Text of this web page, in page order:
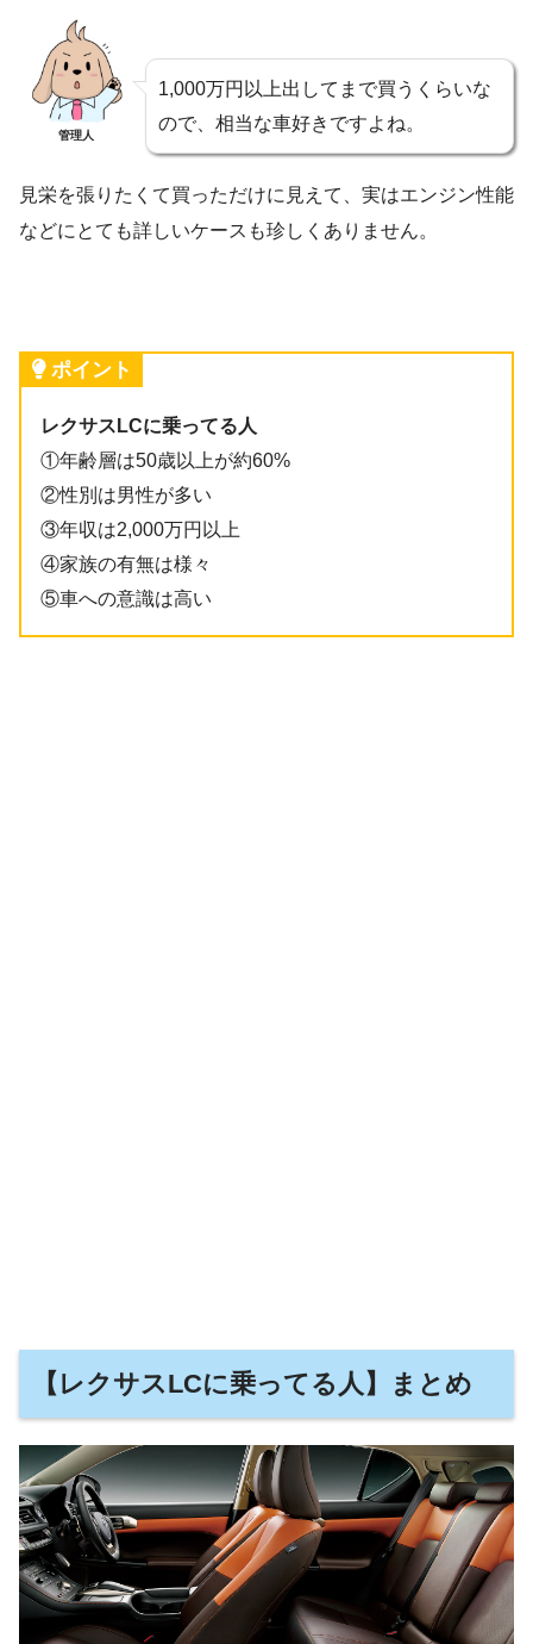
管理人
1,000万円以上出してまで買うくらいな
ので、相当な車好きですよね。
見栄を張りたくて買っただけに見えて、実はエンジン性能
などにとても詳しいケースも珍しくありません。
ポイント
レクサスLCに乗ってる人
①年齢層は50歳以上が約60%
②性別は男性が多い
③年収は2,000万円以上
④家族の有無は様々
⑤車への意識は高い
【レクサスLCに乗ってる人】まとめ